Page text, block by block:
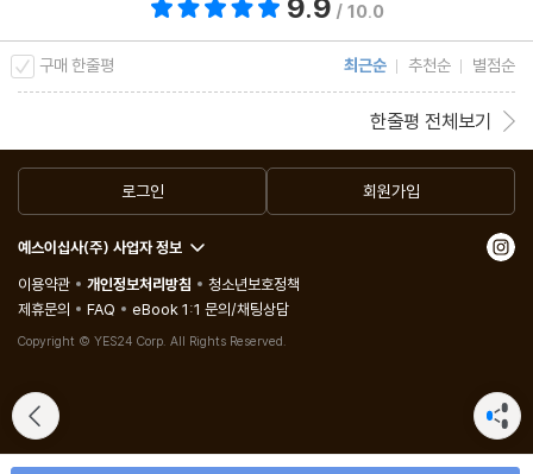
9.9 / 10.0
구매 한줄평 최근순 추천순 별점순
한줄평 전체보기
로그인 회원가입
예스이십사(주) 사업자 정보
이용약관
개인정보처리방침
청소년보호정책
제휴문의
FAQ eBook 1:1 문의/채팅상담
Copyright © YES24 Corp. All Rights Reserved.